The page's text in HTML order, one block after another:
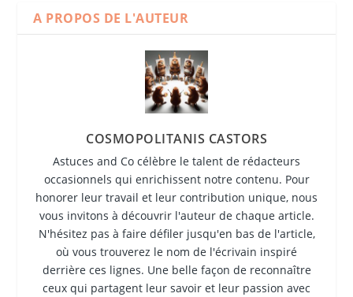
A PROPOS DE L'AUTEUR
COSMOPOLITANIS CASTORS
Astuces and Co célèbre le talent de rédacteurs
occasionnels qui enrichissent notre contenu. Pour
honorer leur travail et leur contribution unique, nous
vous invitons à découvrir l'auteur de chaque article.
N'hésitez pas à faire défiler jusqu'en bas de l'article,
où vous trouverez le nom de l'écrivain inspiré
derrière ces lignes. Une belle façon de reconnaître
ceux qui partagent leur savoir et leur passion avec